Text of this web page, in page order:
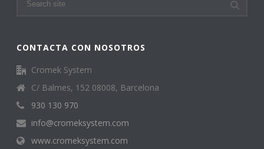
CONTACTA CON NOSOTROS
Cromek System
C/ Balmes, 152 08008, Barcelona
930 130 970
info@cromeksystem.com
www.cromeksystem.com